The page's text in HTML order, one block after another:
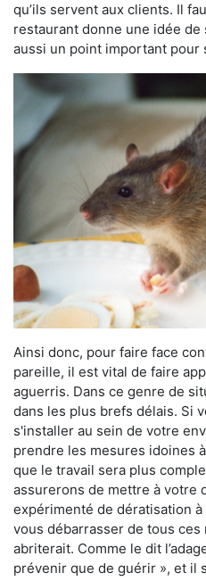
qu’ils servent aux clients. Il
restaurant donne une idée
aussi un point important pour
Ainsi donc, pour faire face
pareille, il est vital de faire
aguerris. Dans ce genre de
dans les plus brefs délais. Si
s'installer au sein de votre
prendre les mesures idoines
que le travail sera plus
assurerons de mettre à votre
expérimenté de dératisation
vous débarrasser de tous
abriterait. Comme le dit
prévenir que de guérir », et il